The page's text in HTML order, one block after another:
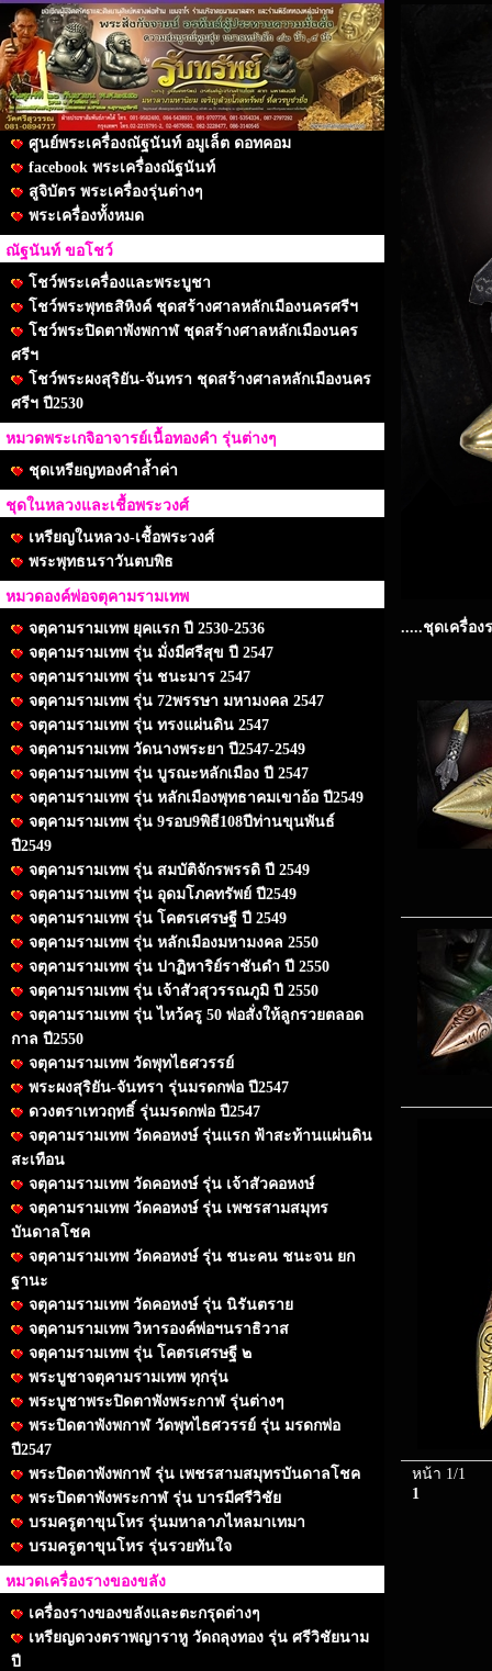
ศูนย์พระเครื่องณัฐนันท์ อมูเล็ต ดอทคอม
facebook พระเครื่องณัฐนันท์
สูจิบัตร พระเครื่องรุ่นต่างๆ
พระเครื่องทั้งหมด
ณัฐนันท์ ขอโชว์
โชว์พระเครื่องและพระบูชา
โชว์พระพุทธสิหิงค์ ชุดสร้างศาลหลักเมืองนครศรีฯ
โชว์พระปิดตาพังพกาฬ ชุดสร้างศาลหลักเมืองนคร
ศรีฯ
โชว์พระผงสุริยัน-จันทรา ชุดสร้างศาลหลักเมืองนคร
ศรีฯ ปี2530
หมวดพระเกจิอาจารย์เนื้อทองคำ รุ่นต่างๆ
ชุดเหรียญทองคำล้ำค่า
ชุดในหลวงและเชื้อพระวงศ์
เหรียญในหลวง-เชื้อพระวงศ์
พระพุทธนราวันตบพิธ
หมวดองค์พ่อจตุคามรามเทพ
จตุคามรามเทพ ยุคแรก ปี 2530-2536
จตุคามรามเทพ รุ่น มั่งมีศรีสุข ปี 2547
จตุคามรามเทพ รุ่น ชนะมาร 2547
จตุคามรามเทพ รุ่น 72พรรษา มหามงคล 2547
จตุคามรามเทพ รุ่น ทรงแผ่นดิน 2547
จตุคามรามเทพ วัดนางพระยา ปี2547-2549
จตุคามรามเทพ รุ่น บูรณะหลักเมือง ปี 2547
จตุคามรามเทพ รุ่น หลักเมืองพุทธาคมเขาอ้อ ปี2549
จตุคามรามเทพ รุ่น 9รอบ9พิธี108ปีท่านขุนพันธ์
ปี2549
จตุคามรามเทพ รุ่น สมบัติจักรพรรดิ ปี 2549
จตุคามรามเทพ รุ่น อุดมโภคทรัพย์ ปี2549
จตุคามรามเทพ รุ่น โคตรเศรษฐี ปี 2549
จตุคามรามเทพ รุ่น หลักเมืองมหามงคล 2550
จตุคามรามเทพ รุ่น ปาฏิหาริย์ราชันดำ ปี 2550
จตุคามรามเทพ รุ่น เจ้าสัวสุวรรณภูมิ ปี 2550
จตุคามรามเทพ รุ่น ไหว้ครู 50 พ่อสั่งให้ลูกรวยตลอด
กาล ปี2550
จตุคามรามเทพ วัดพุทไธศวรรย์
พระผงสุริยัน-จันทรา รุ่นมรดกพ่อ ปี2547
ดวงตราเทวฤทธิ์ รุ่นมรดกพ่อ ปี2547
จตุคามรามเทพ วัดคอหงษ์ รุ่นแรก ฟ้าสะท้านแผ่นดิน
สะเทือน
จตุคามรามเทพ วัดคอหงษ์ รุ่น เจ้าสัวคอหงษ์
จตุคามรามเทพ วัดคอหงษ์ รุ่น เพชรสามสมุทร
บันดาลโชค
จตุคามรามเทพ วัดคอหงษ์ รุ่น ชนะคน ชนะจน ยก
ฐานะ
จตุคามรามเทพ วัดคอหงษ์ รุ่น นิรันตราย
จตุคามรามเทพ วิหารองค์พ่อฯนราธิวาส
จตุคามรามเทพ รุ่น โคตรเศรษฐี ๒
พระบูชาจตุคามรามเทพ ทุกรุ่น
พระบูชาพระปิดตาพังพระกาฬ รุ่นต่างๆ
พระปิดตาพังพกาฬ วัดพุทไธศวรรย์ รุ่น มรดกพ่อ
ปี2547
พระปิดตาพังพกาฬ รุ่น เพชรสามสมุทรบันดาลโชค
พระปิดตาพังพระกาฬ รุ่น บารมีศรีวิชัย
บรมครูตาขุนโหร รุ่นมหาลาภไหลมาเทมา
บรมครูตาขุนโหร รุ่นรวยทันใจ
หมวดเครื่องรางของขลัง
เครื่องรางของขลังและตะกรุดต่างๆ
เหรียญดวงตราพญาราหู วัดถลุงทอง รุ่น ศรีวิชัยนาม
ปี
.....ชุดเครื่อง
หน้า 1/1
1